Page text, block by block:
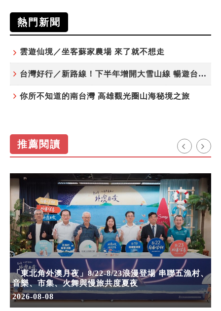
熱門新聞
雲遊仙境／坐客蘇家農場 來了就不想走
台灣好行／新路線！下半年增開大雪山線 暢遊台中更便利
你所不知道的南台灣 高雄觀光圈山海秘境之旅
推薦閱讀
「東北角外澳月夜」8/22-8/23浪漫登場 串聯五漁村、
音樂、市集、火舞與慢旅共度夏夜
2026-08-08